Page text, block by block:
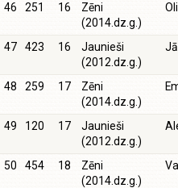
46 251 16
Zēni
(2014.dz.g.)
47 423 16
Jaunieši
(2012.dz.g.)
48 259 17
Zēni
(2014.dz.g.)
49 120 17
Jaunieši
(2012.dz.g.)
50 454 18
Zēni
(2014.dz.g.)